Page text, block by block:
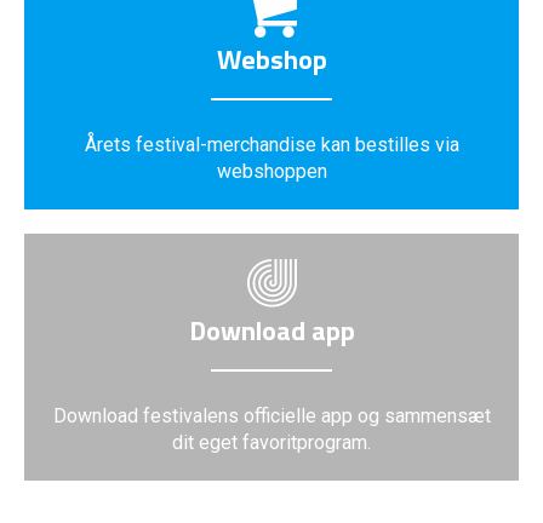
Webshop
Årets festival-merchandise kan bestilles via
webshoppen
Download app
Download festivalens officielle app og sammensæt
dit eget favoritprogram.